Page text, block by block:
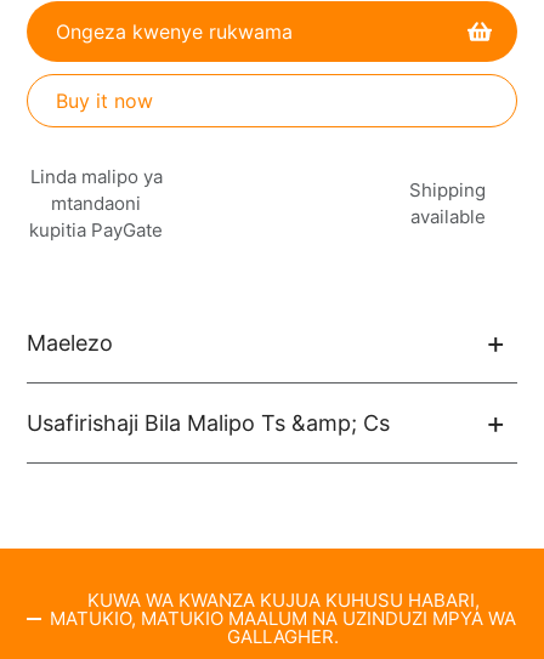
Ongeza kwenye rukwama
Buy it now
bidhaa
kwenye
kikapu
Linda malipo ya
mtandaoni
kupitia PayGate
Shipping
available
Maelezo
Usafirishaji Bila Malipo Ts &amp; Cs
KUWA WA KWANZA KUJUA KUHUSU HABARI,
MATUKIO, MATUKIO MAALUM NA UZINDUZI MPYA WA
GALLAGHER.